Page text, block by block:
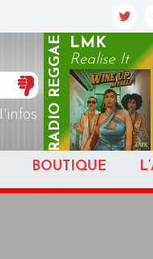
RADIO
REGGAE
LMK
Realise It
BOUTIQUE